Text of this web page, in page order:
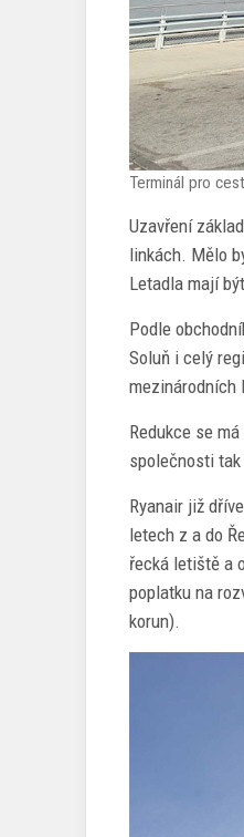
Terminál pro
Uzavření
linkách. Mělo
Letadla mají
Podle
Soluň i celý
mezinárodních
Redukce se
společnosti
Ryanair již
letech z a do
řecká letiště a
poplatku na
korun).